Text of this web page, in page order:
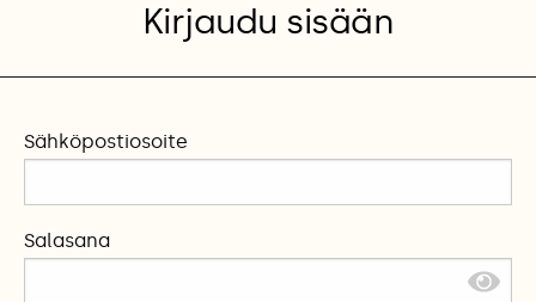
Kirjaudu sisään
Sähköpostiosoite
Salasana